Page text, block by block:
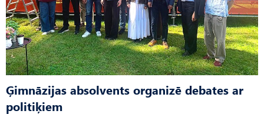
Ģimnāzijas absolvents organizē debates ar
politiķiem